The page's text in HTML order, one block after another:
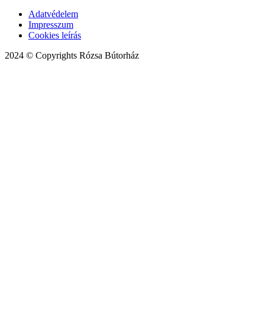
Adatvédelem
Impresszum
Cookies leírás
2024 © Copyrights Rózsa Bútorház